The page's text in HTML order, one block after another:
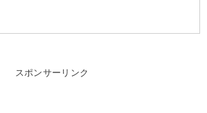
スポンサーリンク